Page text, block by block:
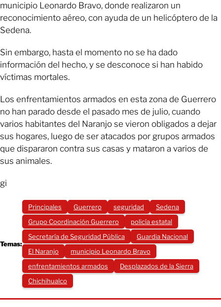
municipio Leonardo Bravo, donde realizaron un
reconocimiento aéreo, con ayuda de un helicóptero de la
Sedena.
Sin embargo, hasta el momento no se ha dado
información del hecho, y se desconoce si han habido
víctimas mortales.
Los enfrentamientos armados en esta zona de Guerrero
no han parado desde el pasado mes de julio, cuando
varios habitantes del Naranjo se vieron obligados a dejar
sus hogares, luego de ser atacados por grupos armados
que dispararon contra sus casas y mataron a varios de
sus animales.
gi
Temas:
Principales Guerrero seguridad
Sedena
Grupo Coordinación Guerrero
policía estatal
Secretaría de Seguridad Pública
Guardia Nacional
El Naranjo
municipio Leonardo Bravo
enfrentamientos armados
Desplazados de la Sierra
Chichihualco